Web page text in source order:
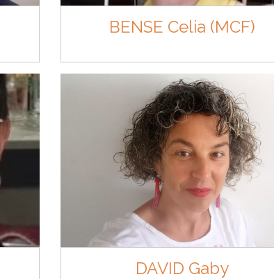
BENSE Celia (MCF)
DAVID Gaby